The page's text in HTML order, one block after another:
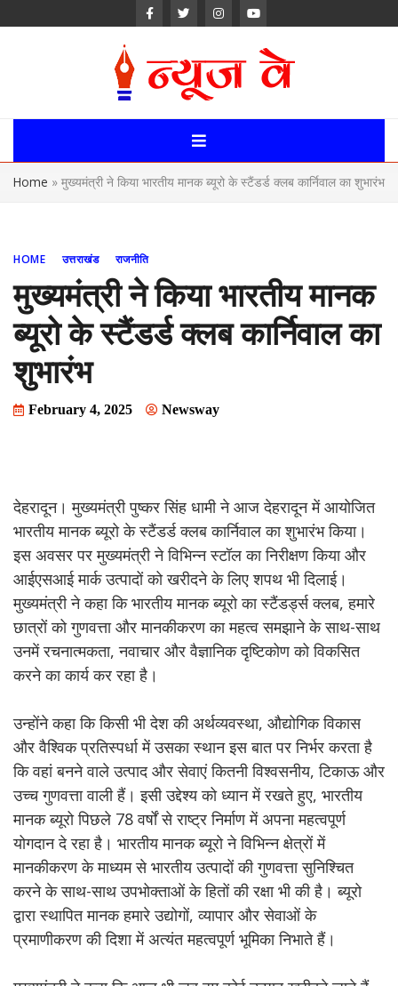
News Way:
Uttarakhand,
Delhi News
Portal
Home » मुख्यमंत्री ने किया भारतीय मानक ब्यूरो के स्टैंडर्ड क्लब कार्निवाल का शुभारंभ
HOME उत्तराखंड राजनीति
मुख्यमंत्री ने किया भारतीय मानक
ब्यूरो के स्टैंडर्ड क्लब कार्निवाल का
शुभारंभ
February 4, 2025 Newsway
देहरादून। मुख्यमंत्री पुष्कर सिंह धामी ने आज देहरादून में आयोजित
भारतीय मानक ब्यूरो के स्टैंडर्ड क्लब कार्निवाल का शुभारंभ किया।
इस अवसर पर मुख्यमंत्री ने विभिन्न स्टॉल का निरीक्षण किया और
आईएसआई मार्क उत्पादों को खरीदने के लिए शपथ भी दिलाई।
मुख्यमंत्री ने कहा कि भारतीय मानक ब्यूरो का स्टैंडर्ड्स क्लब, हमारे
छात्रों को गुणवत्ता और मानकीकरण का महत्व समझाने के साथ-साथ
उनमें रचनात्मकता, नवाचार और वैज्ञानिक दृष्टिकोण को विकसित
करने का कार्य कर रहा है।
उन्होंने कहा कि किसी भी देश की अर्थव्यवस्था, औद्योगिक विकास
और वैश्विक प्रतिस्पर्धा में उसका स्थान इस बात पर निर्भर करता है
कि वहां बनने वाले उत्पाद और सेवाएं कितनी विश्वसनीय, टिकाऊ और
उच्च गुणवत्ता वाली हैं। इसी उद्देश्य को ध्यान में रखते हुए, भारतीय
मानक ब्यूरो पिछले 78 वर्षों से राष्ट्र निर्माण में अपना महत्वपूर्ण
योगदान दे रहा है। भारतीय मानक ब्यूरो ने विभिन्न क्षेत्रों में
मानकीकरण के माध्यम से भारतीय उत्पादों की गुणवत्ता सुनिश्चित
करने के साथ-साथ उपभोक्ताओं के हितों की रक्षा भी की है। ब्यूरो
द्वारा स्थापित मानक हमारे उद्योगों, व्यापार और सेवाओं के
प्रमाणीकरण की दिशा में अत्यंत महत्वपूर्ण भूमिका निभाते हैं।